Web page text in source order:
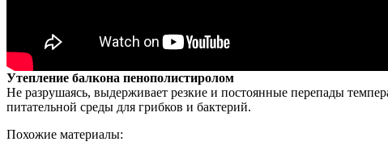
Утепление балкона пенополистиролом
Не разрушаясь, выдерживает резкие и постоянные перепады
питательной среды для грибков и бактерий.
Похожие материалы: